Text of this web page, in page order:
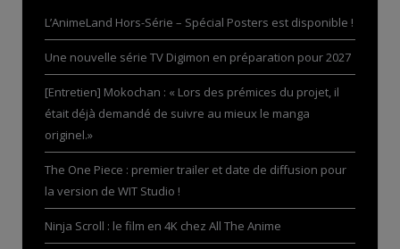
L’AnimeLand Hors-Série – Spécial Posters est disponible !
Une nouvelle série TV Digimon en préparation pour 2027
[Entretien] Mokochan : « Lors des prémices du projet, il
était déjà demandé de suivre au mieux le manga
originel.»
The One Piece : premier trailer et date de diffusion pour
la version de WIT Studio !
Ninja Scroll : le film en 4K chez All The Anime